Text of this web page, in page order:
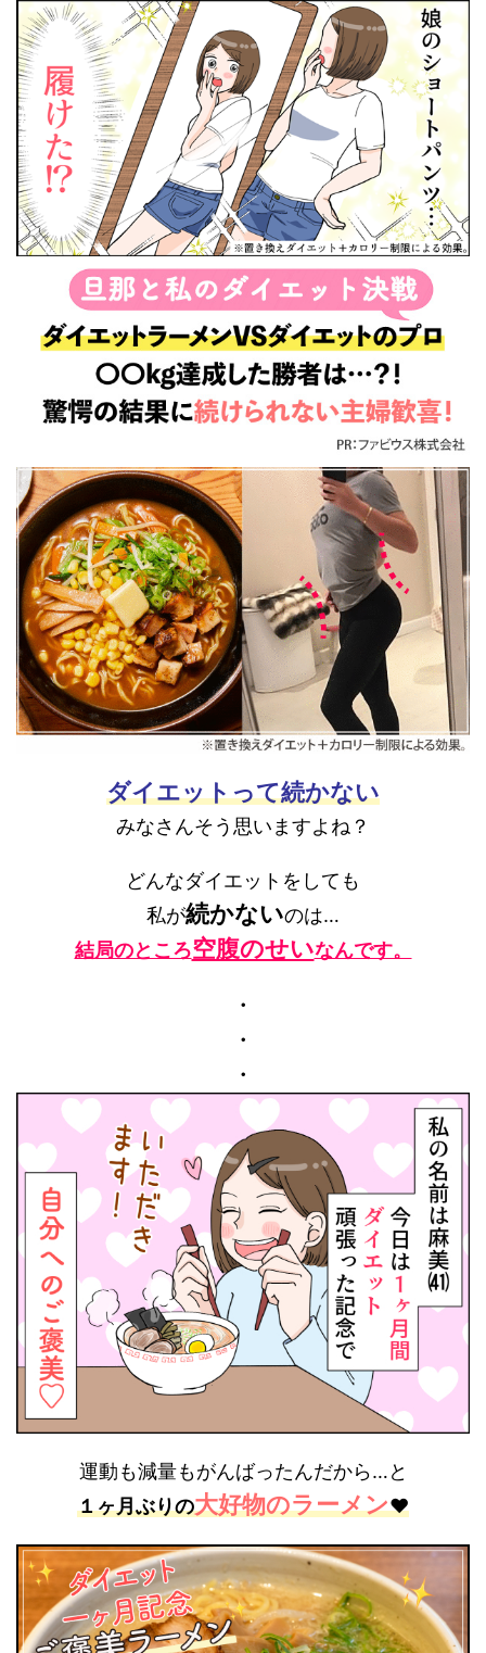
ダイエットって続かない
みなさんそう思いますよね？
どんなダイエットをしても
私が続かないのは…
結局のところ空腹のせいなんです。
・
・
・
運動も減量もがんばったんだから…と
１ヶ月ぶりの大好物のラーメン❤️